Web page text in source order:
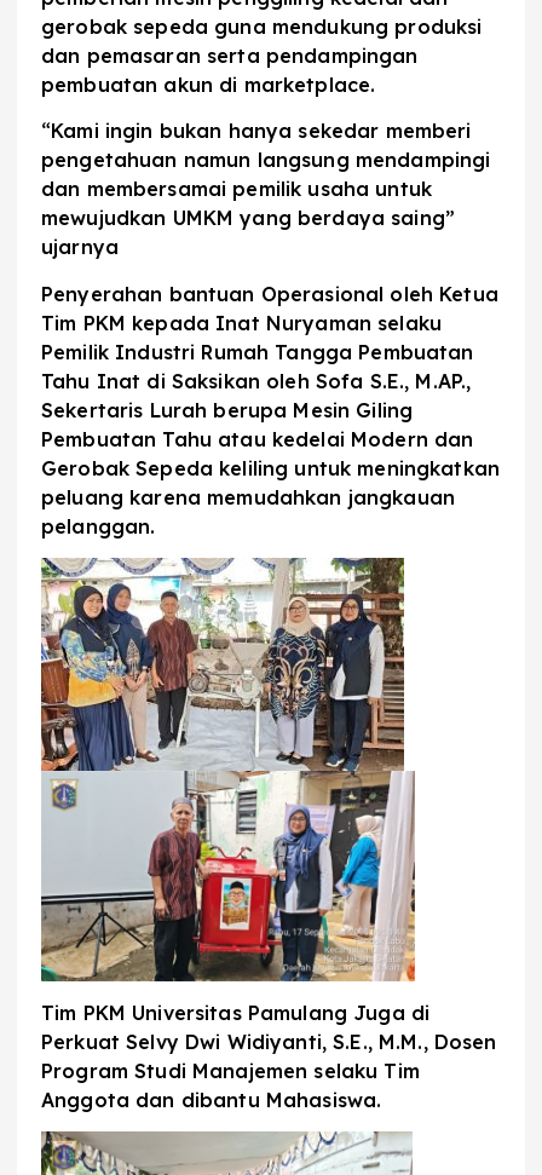
gerobak sepeda guna mendukung produksi
dan pemasaran serta pendampingan
pembuatan akun di marketplace.
“Kami ingin bukan hanya sekedar memberi
pengetahuan namun langsung mendampingi
dan membersamai pemilik usaha untuk
mewujudkan UMKM yang berdaya saing”
ujarnya
Penyerahan bantuan Operasional oleh Ketua
Tim PKM kepada Inat Nuryaman selaku
Pemilik Industri Rumah Tangga Pembuatan
Tahu Inat di Saksikan oleh Sofa S.E., M.AP.,
Sekertaris Lurah berupa Mesin Giling
Pembuatan Tahu atau kedelai Modern dan
Gerobak Sepeda keliling untuk meningkatkan
peluang karena memudahkan jangkauan
pelanggan.
Tim PKM Universitas Pamulang Juga di
Perkuat Selvy Dwi Widiyanti, S.E., M.M., Dosen
Program Studi Manajemen selaku Tim
Anggota dan dibantu Mahasiswa.